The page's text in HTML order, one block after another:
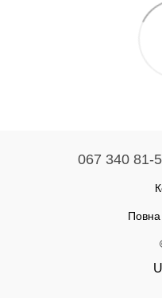
067 340 81-
Повна